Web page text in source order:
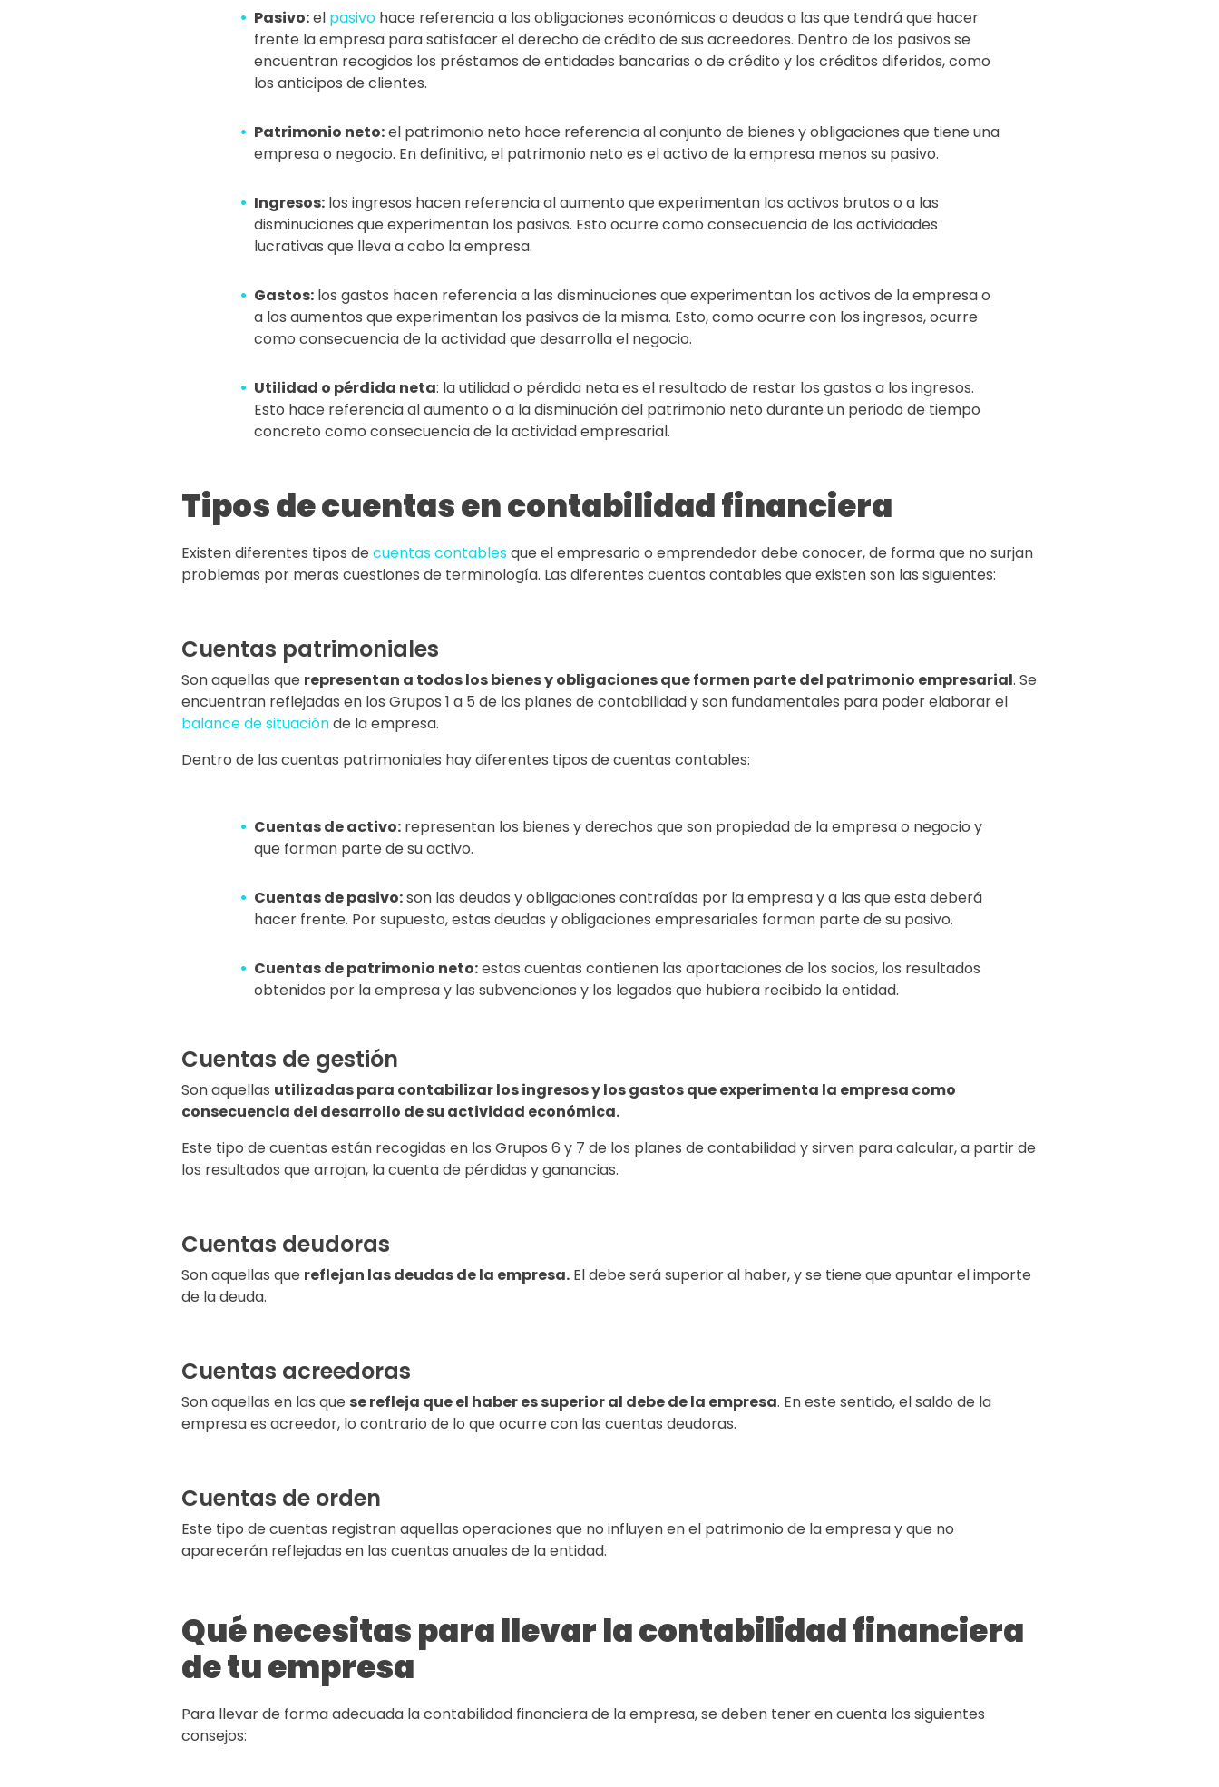
Pasivo:el pasivo hace referencia a las obligaciones económicas o deudas a las que tendrá que hacer
frente la empresa para satisfacer el derecho de crédito de sus acreedores. Dentro de los pasivos se
encuentran recogidos los préstamos de entidades bancarias o de crédito y los créditos diferidos, como
los anticipos de clientes.
Patrimonio neto:el patrimonio neto hace referencia al conjunto de bienes y obligaciones que tiene una
empresa o negocio. En definitiva, el patrimonio neto es el activo de la empresa menos su pasivo.
Ingresos:los ingresos hacen referencia al aumento que experimentan los activos brutos o a las
disminuciones que experimentan los pasivos. Esto ocurre como consecuencia de las actividades
lucrativas que lleva a cabo la empresa.
Gastos:los gastos hacen referencia a las disminuciones que experimentan los activos de la empresa o
a los aumentos que experimentan los pasivos de la misma. Esto, como ocurre con los ingresos, ocurre
como consecuencia de la actividad que desarrolla el negocio.
Utilidad o pérdida neta: la utilidad o pérdida neta es el resultado de restar los gastos a los ingresos.
Esto hace referencia al aumento o a la disminución del patrimonio neto durante un periodo de tiempo
concreto como consecuencia de la actividad empresarial.
Tipos de cuentas en contabilidad financiera
Existen diferentes tipos de cuentas contablesque el empresario o emprendedor debe conocer, de forma que no surjan
problemas por meras cuestiones de terminología. Las diferentes cuentas contables que existen son las siguientes:
Cuentas patrimoniales
Son aquellas que representan a todos los bienes y obligaciones que formen parte del patrimonio empresarial. Se
encuentran reflejadas en los Grupos 1 a 5 de los planes de contabilidad y son fundamentales para poder elaborar el
balance de situaciónde la empresa.
Dentro de las cuentas patrimoniales hay diferentes tipos de cuentas contables:
Cuentas de activo:representan los bienes y derechos que son propiedad de la empresa o negocio y
que forman parte de su activo.
Cuentas de pasivo:son las deudas y obligaciones contraídas por la empresa y a las que esta deberá
hacer frente. Por supuesto, estas deudas y obligaciones empresariales forman parte de su pasivo.
Cuentas de patrimonio neto:estas cuentas contienen las aportaciones de los socios, los resultados
obtenidos por la empresa y las subvenciones y los legados que hubiera recibido la entidad.
Cuentas de gestión
Son aquellas utilizadas para contabilizar los ingresos y los gastos que experimenta la empresa como
consecuencia del desarrollo de su actividad económica.
Este tipo de cuentas están recogidas en los Grupos 6 y 7 de los planes de contabilidad y sirven para calcular, a partir de
los resultados que arrojan, la cuenta de pérdidas y ganancias.
Cuentas deudoras
Son aquellas que reflejan las deudas de la empresa.El debe será superior al haber, y se tiene que apuntar el importe
de la deuda.
Cuentas acreedoras
Son aquellas en las que se refleja que el haber es superior al debe de la empresa. En este sentido, el saldo de la
empresa es acreedor, lo contrario de lo que ocurre con las cuentas deudoras.
Cuentas de orden
Este tipo de cuentas registran aquellas operaciones que no influyen en el patrimonio de la empresa y que no
aparecerán reflejadas en las cuentas anuales de la entidad.
Qué necesitas para llevar la contabilidad financiera
de tu empresa
Para llevar de forma adecuada la contabilidad financiera de la empresa, se deben tener en cuenta los siguientes
consejos: